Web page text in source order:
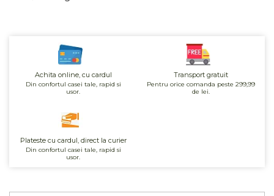
Unt, alternativa unt
Dulceturi, gemuri, compoturi
Biscuiti si napolitane
Achita online, cu cardul
Din confortul casei tale, rapid si
usor.
Transport gratuit
Pentru orice comanda peste 299,99
de lei.
Plateste cu cardul, direct la curier
Din confortul casei tale, rapid si
usor.